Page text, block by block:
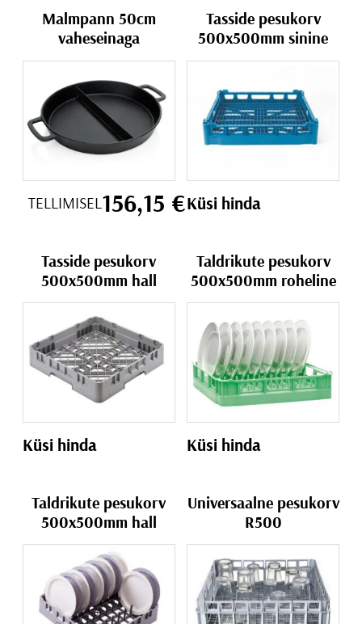
Malmpann 50cm
vaheseinaga
TELLIMISEL156,15 €
Tasside pesukorv
500x500mm sinine
Küsi hinda
Tasside pesukorv
500x500mm hall
Küsi hinda
Taldrikute pesukorv
500x500mm roheline
Küsi hinda
Taldrikute pesukorv
500x500mm hall
Universaalne pesukorv
R500